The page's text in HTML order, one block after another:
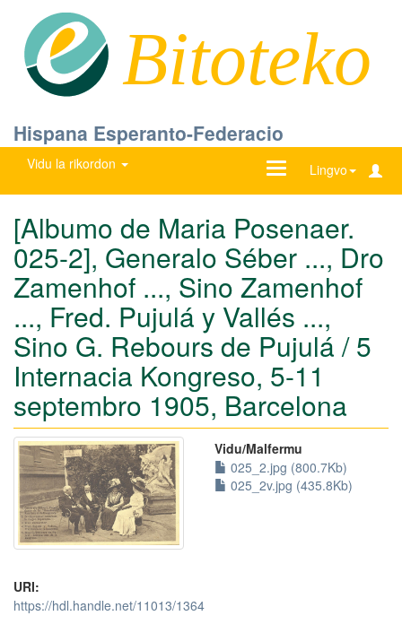
Bitoteko
Hispana Esperanto-Federacio
Vidu la rikordon Lingvo
Ŝanĝu
[Albumo de Maria Posenaer.
025-2], Generalo Séber ..., Dro
Zamenhof ..., Sino Zamenhof
..., Fred. Pujulá y Vallés ...,
Sino G. Rebours de Pujulá / 5
Internacia Kongreso, 5-11
septembro 1905, Barcelona
Vidu/Malfermu
025_2.jpg (800.7Kb)
025_2v.jpg (435.8Kb)
URI:
https://hdl.handle.net/11013/1364